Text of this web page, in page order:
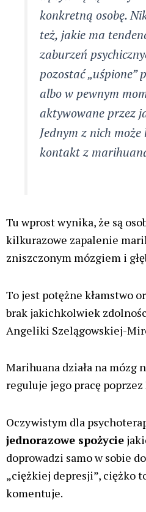
Katolicki 10/25
Komentarze
18 listopada 2025 przy
profil tej kobiety
https://www.facebook.com/
Twój adres email nie zostanie
pola są oznaczone
Wpisz
tutaj..